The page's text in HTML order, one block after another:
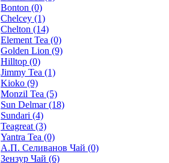
Bonton (0)
Chelcey (1)
Chelton (14)
Element Tea (0)
Golden Lion (9)
Hilltop (0)
Jimmy Tea (1)
Kioko (9)
Monzil Tea (5)
Sun Delmar(18)
Sundari (4)
Teagreat (3)
Yantra Tea (0)
А.П. Селиванов Чай (0)
Зензур Чай (6)